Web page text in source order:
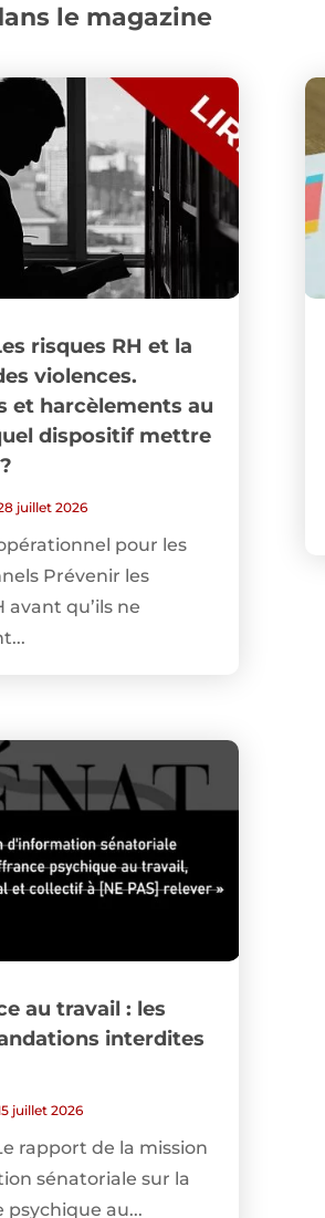
le magazine
risques RH et la
violences.
et harcèlements au
dispositif mettre
juillet 2026
pour les
Prévenir les
avant qu’ils ne
au travail : les
interdites
juillet 2026
rapport de la mission
sénatoriale sur la
psychique au...